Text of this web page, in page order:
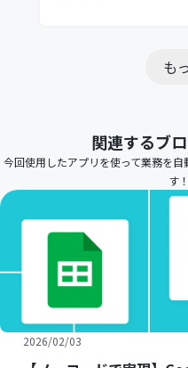
も
関連するブ
今回使用したアプリを使って業務を
す！
2026/02/03